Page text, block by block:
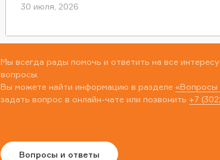
30 июля, 2026
Мы всегда рады помочь и ответить на все
вопросы.
Вы можете найти информацию в разделе «Вопросы
задать вопрос в онлайн-чате или позвонить +7
Вопросы и ответы